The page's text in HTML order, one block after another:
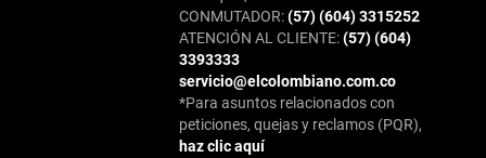
CONMUTADOR:(57) (604) 3315252
ATENCIÓN AL CLIENTE:(57) (604)
3393333
servicio@elcolombiano.com.co
*Para asuntos relacionados con
peticiones, quejas y reclamos (PQR),
haz clic aquí